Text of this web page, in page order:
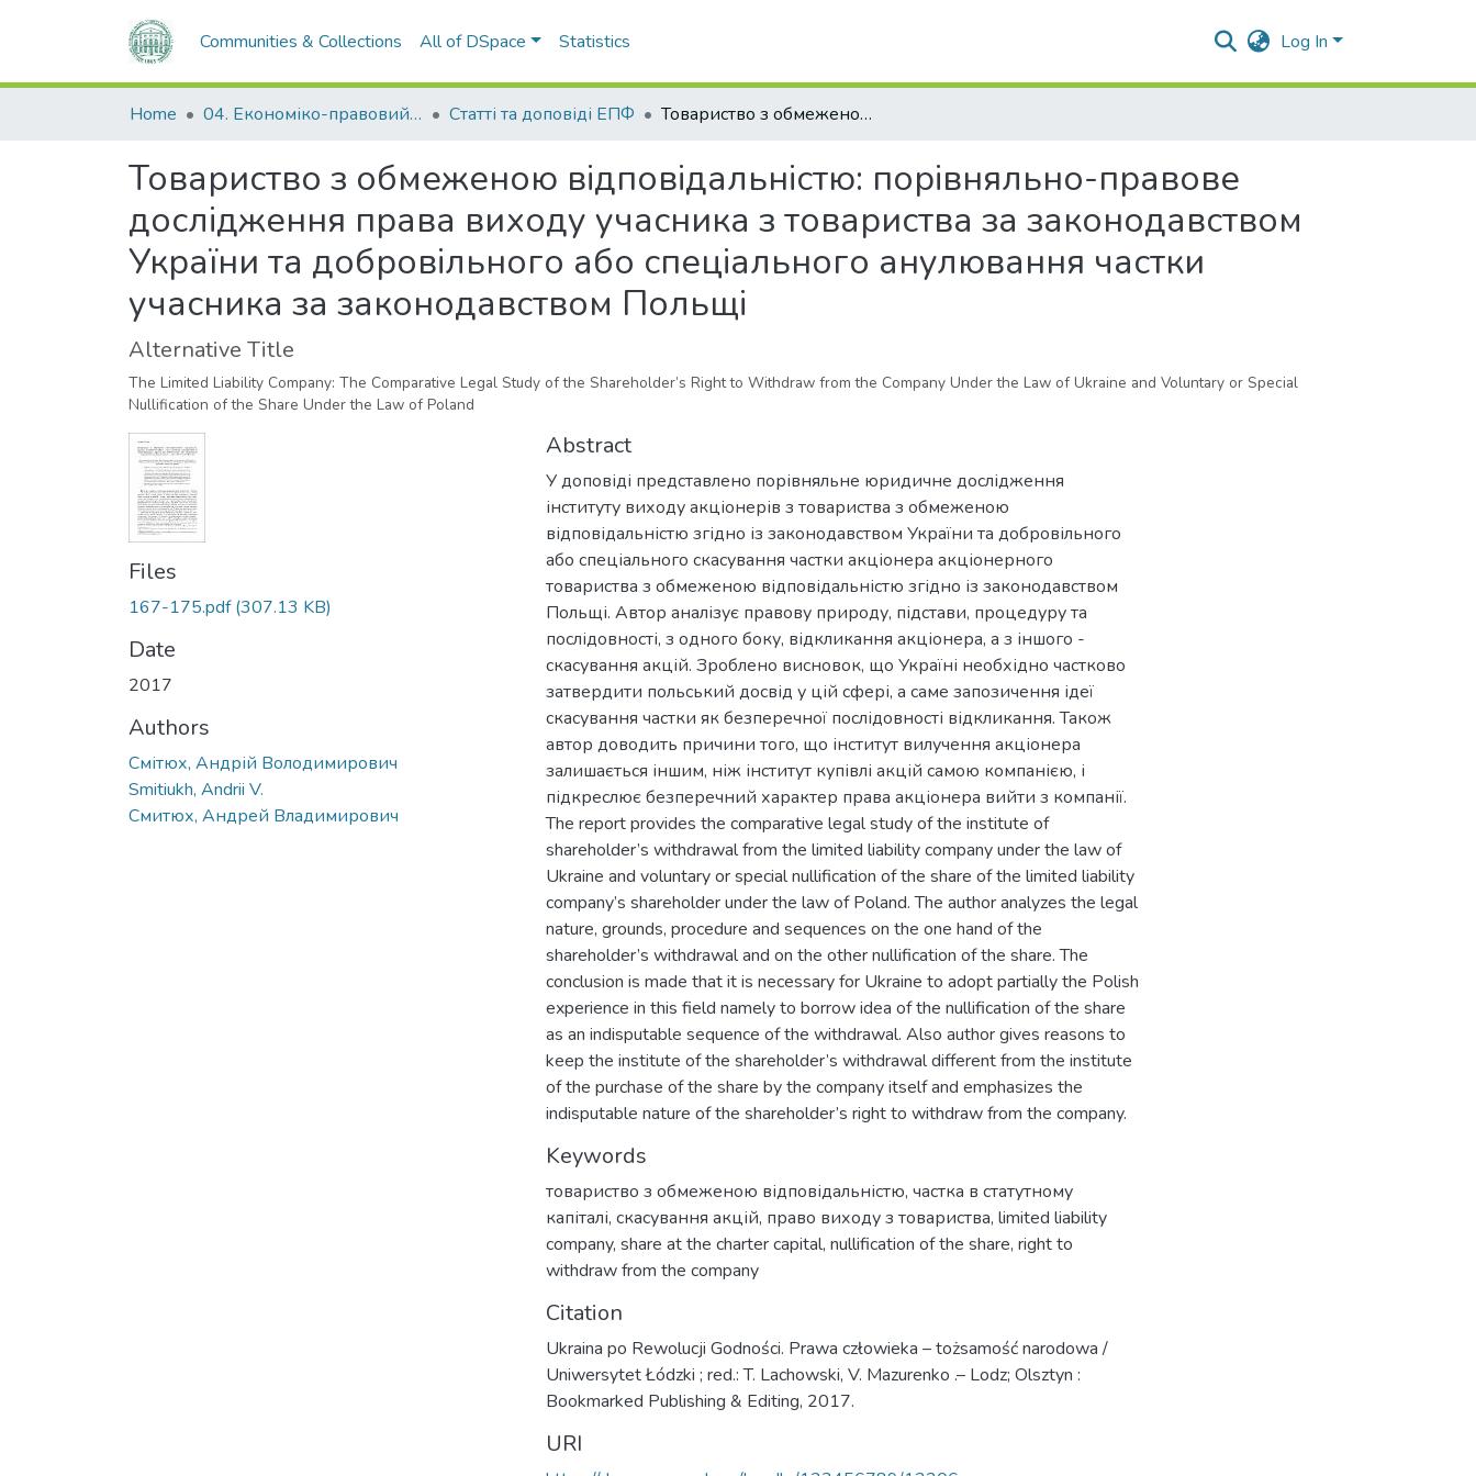
Communities & Collections All of DSpace Statistics Log In
Home 04. Економіко-правовий факультет Статті та доповіді ЕПФ Товариство з обмеженою відповідальністю: порівняльно-правове дослідження права виходу учасника з товариства за законодавством України та добровільного або спеціального анулювання частки учасника за законодавством Польщі
Товариство з обмеженою відповідальністю: порівняльно-правове
дослідження права виходу учасника з товариства за законодавством
України та добровільного або спеціального анулювання частки
учасника за законодавством Польщі
Alternative Title
The Limited Liability Company: The Comparative Legal Study of the Shareholder’s Right to Withdraw from the Company Under the Law of Ukraine and Voluntary or Special
Nullification of the Share Under the Law of Poland
Files
167-175.pdf(307.13 KB)
Date
2017
Authors
Смітюх, Андрій Володимирович
Smitiukh, Andrii V.
Смитюх, Андрей Владимирович
Abstract
У доповіді представлено порівняльне юридичне дослідження
інституту виходу акціонерів з товариства з обмеженою
відповідальністю згідно із законодавством України та добровільного
або спеціального скасування частки акціонера акціонерного
товариства з обмеженою відповідальністю згідно із законодавством
Польщі. Автор аналізує правову природу, підстави, процедуру та
послідовності, з одного боку, відкликання акціонера, а з іншого -
скасування акцій. Зроблено висновок, що Україні необхідно частково
затвердити польський досвід у цій сфері, а саме запозичення ідеї
скасування частки як безперечної послідовності відкликання. Також
автор доводить причини того, що інститут вилучення акціонера
залишається іншим, ніж інститут купівлі акцій самою компанією, і
підкреслює безперечний характер права акціонера вийти з компанії.
The report provides the comparative legal study of the institute of
shareholder’s withdrawal from the limited liability company under the law of
Ukraine and voluntary or special nullification of the share of the limited liability
company’s shareholder under the law of Poland. The author analyzes the legal
nature, grounds, procedure and sequences on the one hand of the
shareholder’s withdrawal and on the other nullification of the share. The
conclusion is made that it is necessary for Ukraine to adopt partially the Polish
experience in this field namely to borrow idea of the nullification of the share
as an indisputable sequence of the withdrawal. Also author gives reasons to
keep the institute of the shareholder’s withdrawal different from the institute
of the purchase of the share by the company itself and emphasizes the
indisputable nature of the shareholder’s right to withdraw from the company.
Keywords
товариство з обмеженою відповідальністю, частка в статутному
капіталі, скасування акцій, право виходу з товариства, limited liability
company, share at the charter capital, nullification of the share, right to
withdraw from the company
Citation
Ukraina po Rewolucji Godności. Prawa człowieka – tożsamość narodowa /
Uniwersytet Łódzki ; red.: T. Lachowski, V. Mazurenko .– Lodz; Olsztyn :
Bookmarked Publishing & Editing, 2017.
URI